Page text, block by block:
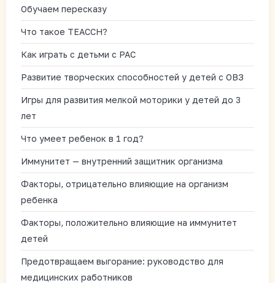
Обучаем пересказу
Что такое TEACCH?
Как играть с детьми с РАС
Развитие творческих способностей у детей с ОВЗ
Игры для развития мелкой моторики у детей до 3
лет
Что умеет ребенок в 1 год?
Иммунитет — внутренний защитник организма
Факторы, отрицательно влияющие на организм
ребенка
Факторы, положительно влияющие на иммунитет
детей
Предотвращаем выгорание: руководство для
медицинских работников